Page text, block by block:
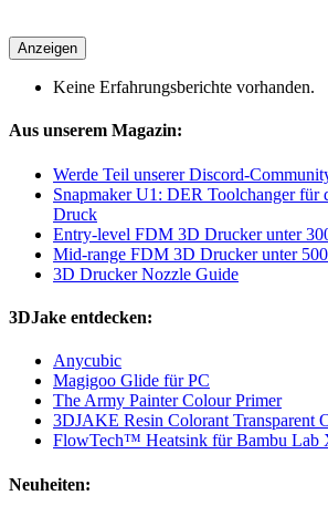
Anzeigen
Keine Erfahrungsberichte vorhanden.
Aus unserem Magazin:
Werde Teil unserer Discord-
Snapmaker U1: DER Toolchanger für
Druck
Entry-level FDM 3D Drucker unter
Mid-range FDM 3D Drucker unter
3D Drucker Nozzle Guide
3DJake entdecken:
Anycubic
Magigoo Glide für PC
The Army Painter Colour Primer
3DJAKE Resin Colorant Transparent
FlowTech™ Heatsink für Bambu Lab
Neuheiten: